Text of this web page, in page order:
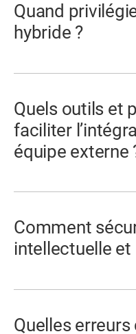
Quand
hybride ?
Quels outils et
faciliter
équipe externe
Comment
intellectuelle et
Quelles